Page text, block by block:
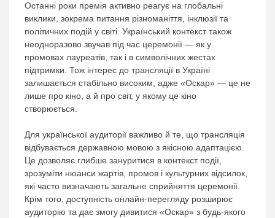
Останні роки премія активно реагує на глобальні
виклики, зокрема питання різноманіття, інклюзії та
політичних подій у світі. Український контекст також
неодноразово звучав під час церемонії — як у
промовах лауреатів, так і в символічних жестах
підтримки. Тож інтерес до трансляції в Україні
залишається стабільно високим, адже «Оскар» — це не
лише про кіно, а й про світ, у якому це кіно
створюється.
Для української аудиторії важливо й те, що трансляція
відбувається державною мовою з якісною адаптацією.
Це дозволяє глибше зануритися в контекст події,
зрозуміти нюанси жартів, промов і культурних відсилок,
які часто визначають загальне сприйняття церемонії.
Крім того, доступність онлайн-перегляду розширює
аудиторію та дає змогу дивитися «Оскар» з будь-якого